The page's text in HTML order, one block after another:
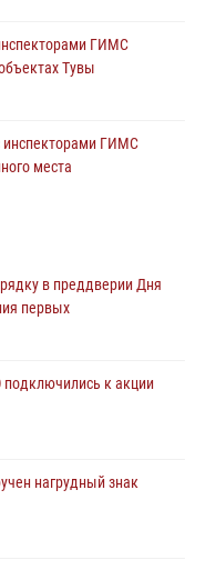
ГИМС
Тувы
инспекторами ГИМС
места
детей в детских
участие в акции
отработали экипажи
юбилейного личного
в преддверии Дня
первых
к акции
нагрудный знак